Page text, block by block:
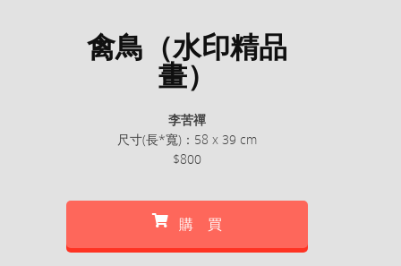
禽鳥（水印精品
畫）
李苦禪
尺寸(長*寬)：58 x 39 cm
$800
購 買